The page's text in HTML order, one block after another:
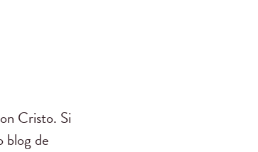
Cristo. Si
blog de